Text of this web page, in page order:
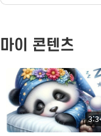
마이 콘텐츠